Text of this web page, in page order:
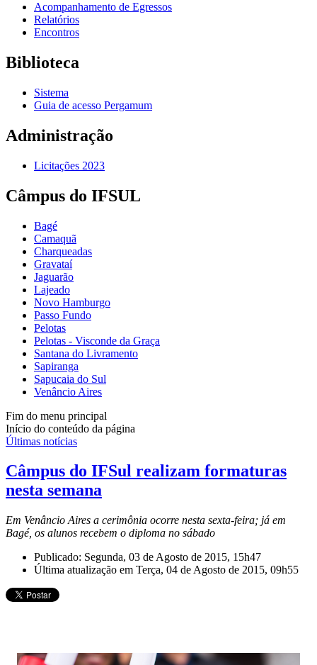
Acompanhamento de Egressos
Relatórios
Encontros
Biblioteca
Sistema
Guia de acesso Pergamum
Administração
Licitações 2023
Câmpus do IFSUL
Bagé
Camaquã
Charqueadas
Gravataí
Jaguarão
Lajeado
Novo Hamburgo
Passo Fundo
Pelotas
Pelotas - Visconde da Graça
Santana do Livramento
Sapiranga
Sapucaia do Sul
Venâncio Aires
Fim do menu principal
Início do conteúdo da página
Últimas notícias
Câmpus do IFSul realizam formaturas
nesta semana
Em Venâncio Aires a cerimônia ocorre nesta sexta-feira; já em
Bagé, os alunos recebem o diploma no sábado
Publicado: Segunda, 03 de Agosto de 2015, 15h47
Última atualização em Terça, 04 de Agosto de 2015, 09h55